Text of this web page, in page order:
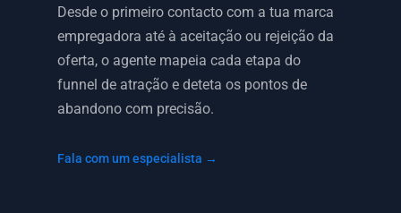
Desde o primeiro contacto com a tua marca
empregadora até à aceitação ou rejeição da
oferta, o agente mapeia cada etapa do
funnel de atração e deteta os pontos de
abandono com precisão.
Fala com um especialista →